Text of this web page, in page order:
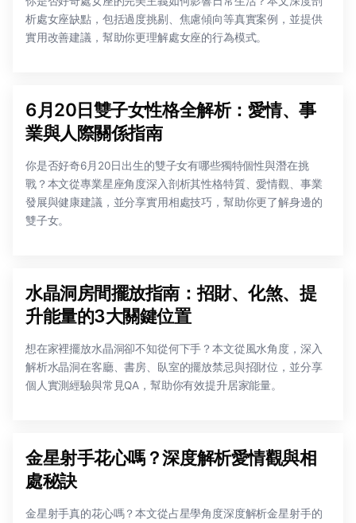
析處女座缺點，包括過度挑剔、焦慮傾向等真實案例，並提供
實用改善建議，幫助你更理解處女座的行為模式。
6月20日雙子女性格全解析：愛情、事
業與人際關係指南
你是否好奇6月20日出生的雙子女有哪些獨特個性與潛在挑
戰？本文從專業星座角度深入剖析其性格特質、愛情觀、事業
發展與健康建議，並分享實用相處技巧，幫助你更了解身邊的
雙子女。
水晶洞房間擺放指南：招財、化煞、提
升能量的3大關鍵位置
想在家裡擺放水晶洞卻不知從何下手？本文從風水角度，深入
解析水晶洞在客廳、書房、臥室的擺放禁忌與招財位，並分享
個人實測經驗與常見QA，幫助你有效提升居家能量。
金星射手花心嗎？深度解析愛情觀與相
處秘訣
金星射手真的花心嗎？本文從占星學角度深度解析金星射手的